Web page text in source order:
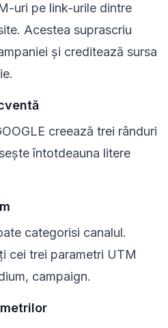
uri pe link-urile dintre
Acestea suprascriu
și creditează sursa
creează trei rânduri
întotdeauna litere
categorisi canalul.
cei trei parametri UTM
campaign.